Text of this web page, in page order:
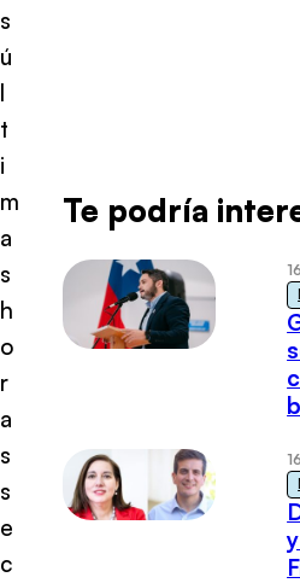
s
ú
l
t
i
m
a
s
h
o
r
a
s
s
e
c
Te podría